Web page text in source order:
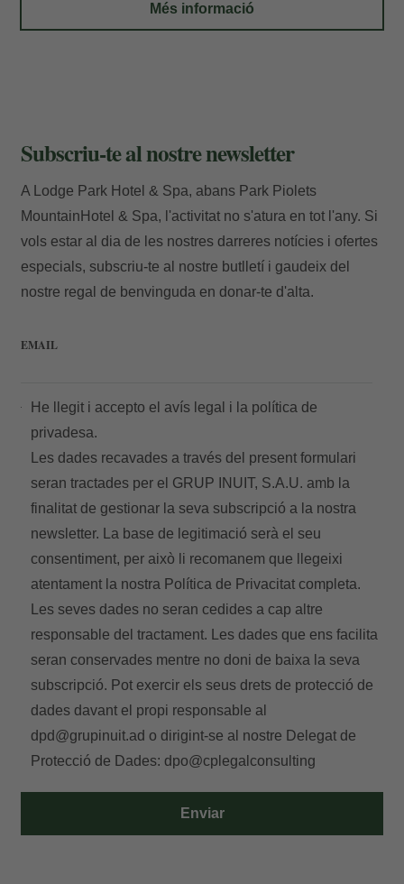
Les meves Reserves
mail per consultar la teva reserva i poder
Localitzador
E-mail
Més informació
Subscriu-te al nostre newsletter
A Lodge Park Hotel & Spa, abans Park Piolets
MountainHotel & Spa, l'activitat no s'atura en tot l'any. Si
vols estar al dia de les nostres darreres notícies i ofertes
especials, subscriu-te al nostre butlletí i gaudeix del
nostre regal de benvinguda en donar-te d'alta.
EMAIL
Enviar
He llegit i accepto el avís legal i la política de
privadesa.
Les dades recavades a través del present formulari
seran tractades per el GRUP INUIT, S.A.U. amb la
finalitat de gestionar la seva subscripció a la nostra
newsletter. La base de legitimació serà el seu
consentiment, per això li recomanem que llegeixi
atentament la nostra Política de Privacitat completa.
Les seves dades no seran cedides a cap altre
responsable del tractament. Les dades que ens facilita
seran conservades mentre no doni de baixa la seva
subscripció. Pot exercir els seus drets de protecció de
dades davant el propi responsable al
dpd@grupinuit.ad o dirigint-se al nostre Delegat de
Protecció de Dades:dpo@cplegalconsulting